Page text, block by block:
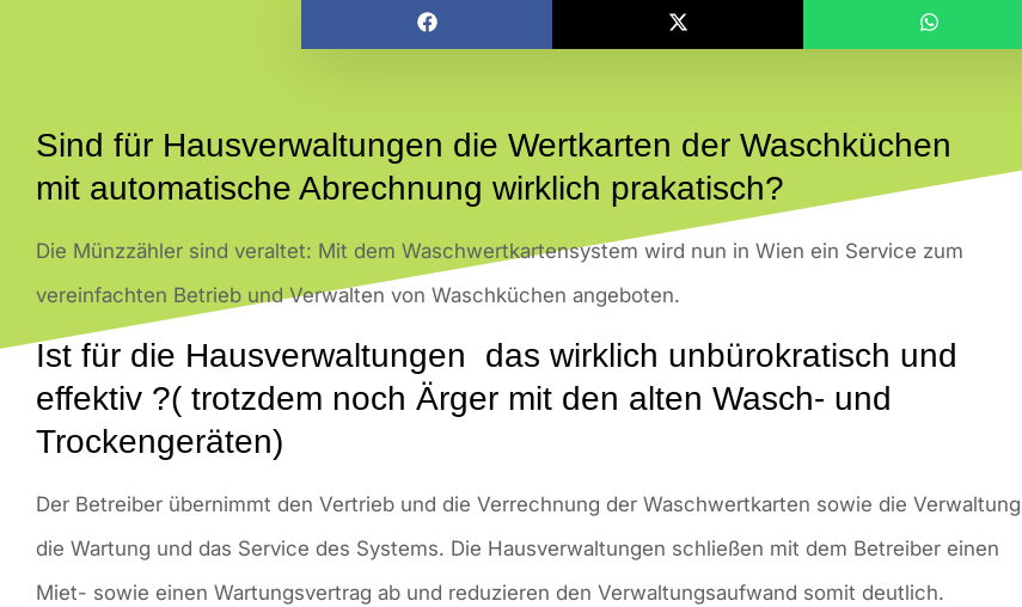
Sind für Hausverwaltungen die Wertkarten der Waschküchen
mit automatische Abrechnung wirklich prakatisch?
Die Münzzähler sind veraltet: Mit dem Waschwertkartensystem wird nun in Wien ein Service zum
vereinfachten Betrieb und Verwalten von Waschküchen angeboten.
Ist für die Hausverwaltungen das wirklich unbürokratisch und
effektiv ?( trotzdem noch Ärger mit den alten Wasch- und
Trockengeräten)
Der Betreiber übernimmt den Vertrieb und die Verrechnung der Waschwertkarten sowie die
die Wartung und das Service des Systems. Die Hausverwaltungen schließen mit dem Betreiber einen
Miet- sowie einen Wartungsvertrag ab und reduzieren den Verwaltungsaufwand somit deutlich.